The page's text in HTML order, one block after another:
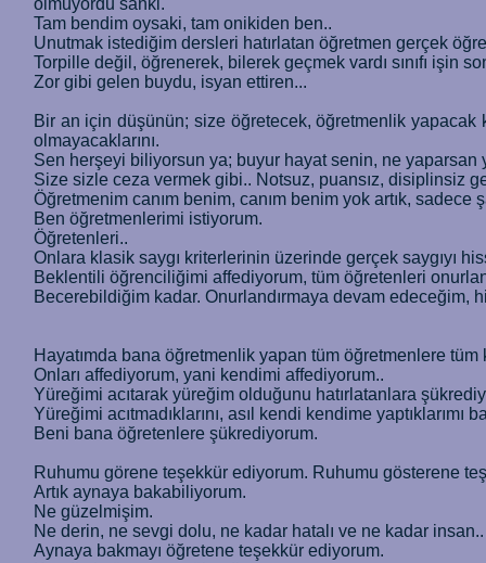
olmuyordu sanki.
Tam bendim oysaki, tam onikiden ben..
Unutmak istediğim dersleri hatırlatan öğretmen gerçek
Torpille değil, öğrenerek, bilerek geçmek vardı sınıfı işin
Zor gibi gelen buydu, isyan ettiren...
Bir an için düşünün; size öğretecek, öğretmenlik yapacak
olmayacaklarını.
Sen herşeyi biliyorsun ya; buyur hayat senin, ne yaparsan
Size sizle ceza vermek gibi.. Notsuz, puansız, disiplinsiz
Öğretmenim canım benim, canım benim yok artık,
Ben öğretmenlerimi istiyorum.
Öğretenleri..
Onlara klasik saygı kriterlerinin üzerinde gerçek saygıyı
Beklentili öğrenciliğimi affediyorum, tüm öğretenleri
Becerebildiğim kadar. Onurlandırmaya devam edeceğim,
Hayatımda bana öğretmenlik yapan tüm öğretmenlere
Onları affediyorum, yani kendimi affediyorum..
Yüreğimi acıtarak yüreğim olduğunu hatırlatanlara
Yüreğimi acıtmadıklarını, asıl kendi kendime
Beni bana öğretenlere şükrediyorum.
Ruhumu görene teşekkür ediyorum. Ruhumu gösterene
Artık aynaya bakabiliyorum.
Ne güzelmişim.
Ne derin, ne sevgi dolu, ne kadar hatalı ve ne kadar insan..
Aynaya bakmayı öğretene teşekkür ediyorum.